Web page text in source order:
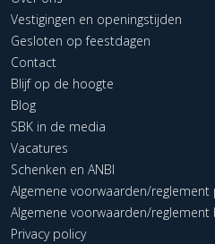
Vestigingen en openingstijden
Gesloten op feestdagen
Contact
Blijf op de hoogte
Blog
SBK in de media
Vacatures
Schenken en ANBI
Algemene voorwaarden/reglement
Algemene voorwaarden/reglement
Privacy policy